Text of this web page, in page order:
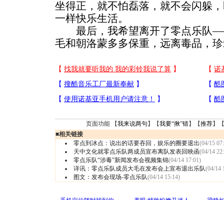
坐得正，就不怕磊落，就不会闪躲
一样快乐生活。
最后，我希望离开了零点乐队
毛和朝洛蒙多多保重，远离毒品，
页面功能 【我来说两句 】【我要“揪”错】【推荐】
■相关链接
零点到冰点：说出的话要吞回，娱乐的圈要退出(04/15
天中文化就零点乐队两成员宣布离队发表回映函(04/14
零点乐队“涉毒”新闻发布会视频集锦(04/14 17:01)
详讯：零点乐队成员大毛在发布会上宣布退出乐队(04/14
图文：发布会现场-零点乐队(04/14 15:14)